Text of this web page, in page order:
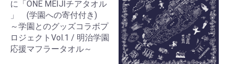
に「ONE MEIJIチアタオル
」 (学園への寄付付き)
～学園とのグッズコラボプ
ロジェクトVol.1 / 明治学園
応援マフラータオル～